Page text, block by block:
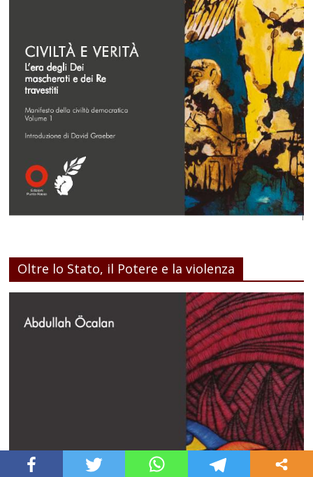
Oltre lo Stato, il Potere e la violenza